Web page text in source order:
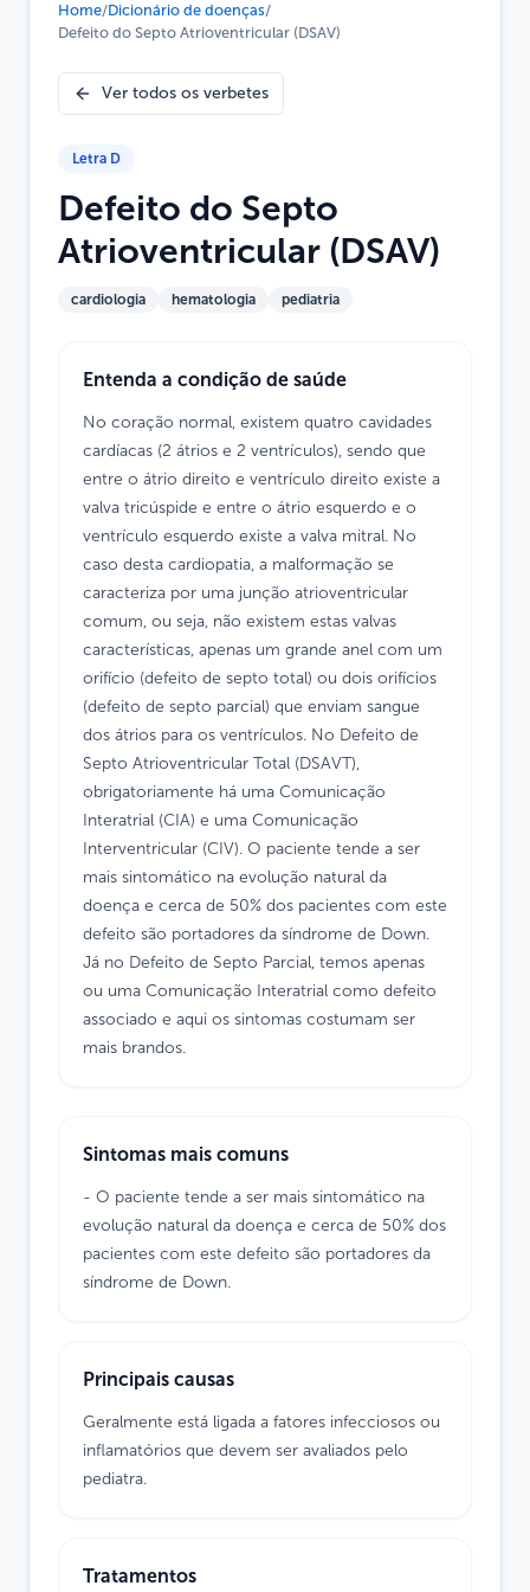
Home/Dicionário de doenças/
Defeito do Septo Atrioventricular (DSAV)
Ver todos os verbetes
Letra D
Defeito do Septo
Atrioventricular (DSAV)
cardiologia hematologia pediatria
Entenda a condição de saúde
No coração normal, existem quatro cavidades
cardíacas (2 átrios e 2 ventrículos), sendo que
entre o átrio direito e ventrículo direito existe a
valva tricúspide e entre o átrio esquerdo e o
ventrículo esquerdo existe a valva mitral. No
caso desta cardiopatia, a malformação se
caracteriza por uma junção atrioventricular
comum, ou seja, não existem estas valvas
características, apenas um grande anel com um
orifício (defeito de septo total) ou dois orifícios
(defeito de septo parcial) que enviam sangue
dos átrios para os ventrículos. No Defeito de
Septo Atrioventricular Total (DSAVT),
obrigatoriamente há uma Comunicação
Interatrial (CIA) e uma Comunicação
Interventricular (CIV). O paciente tende a ser
mais sintomático na evolução natural da
doença e cerca de 50% dos pacientes com este
defeito são portadores da síndrome de Down.
Já no Defeito de Septo Parcial, temos apenas
ou uma Comunicação Interatrial como defeito
associado e aqui os sintomas costumam ser
mais brandos.
Sintomas mais comuns
- O paciente tende a ser mais sintomático na
evolução natural da doença e cerca de 50% dos
pacientes com este defeito são portadores da
síndrome de Down.
Principais causas
Geralmente está ligada a fatores infecciosos ou
inflamatórios que devem ser avaliados pelo
pediatra.
Tratamentos